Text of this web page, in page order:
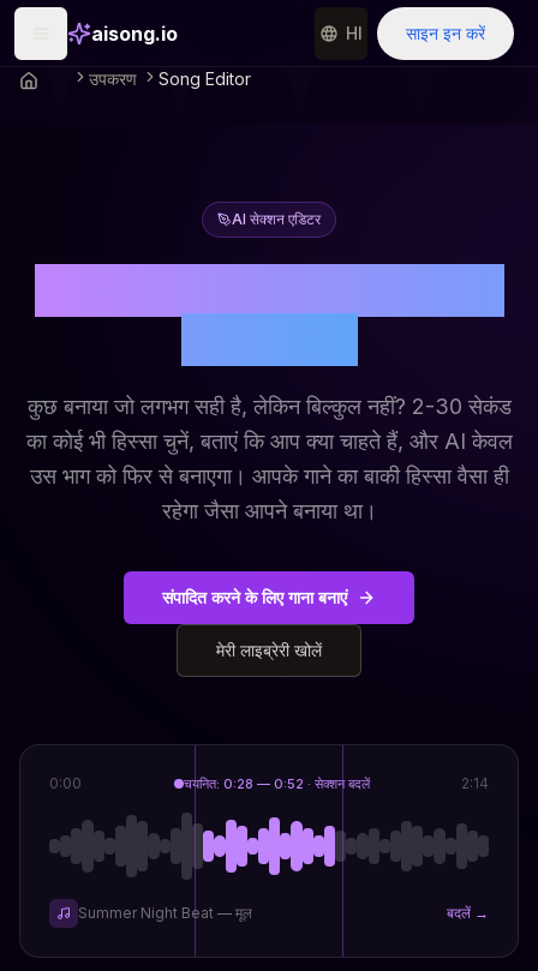
aisong.io HI साइन इन करें
उपकरण Song Editor
AI सेक्शन एडिटर
कुछ बनाया जो लगभग सही है, लेकिन बिल्कुल नहीं? 2-30 सेकंड
का कोई भी हिस्सा चुनें, बताएं कि आप क्या चाहते हैं, और AI केवल
उस भाग को फिर से बनाएगा। आपके गाने का बाकी हिस्सा वैसा ही
रहेगा जैसा आपने बनाया था।
संपादित करने के लिए गाना बनाएं
मेरी लाइब्रेरी खोलें
0:00 चयनित: 0:28 — 0:52 · सेक्शन बदलें 2:14
Summer Night Beat — मूल बदलें →